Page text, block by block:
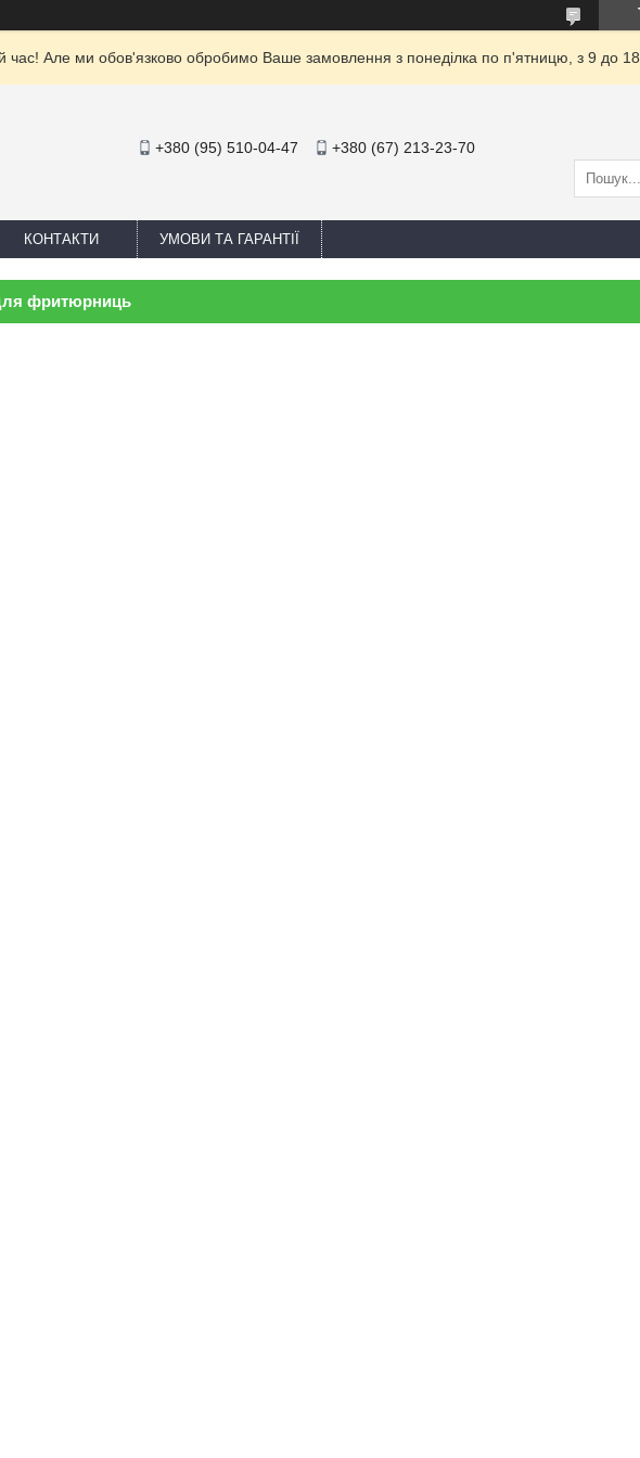
час! Але ми обов'язково обробимо Ваше замовлення з понеділка по п'ятницю, з 9 до 18.
+380 (95) 510-04-47 +380 (67) 213-23-70
КОНТАКТИ УМОВИ ТА ГАРАНТІЇ
фритюрниць